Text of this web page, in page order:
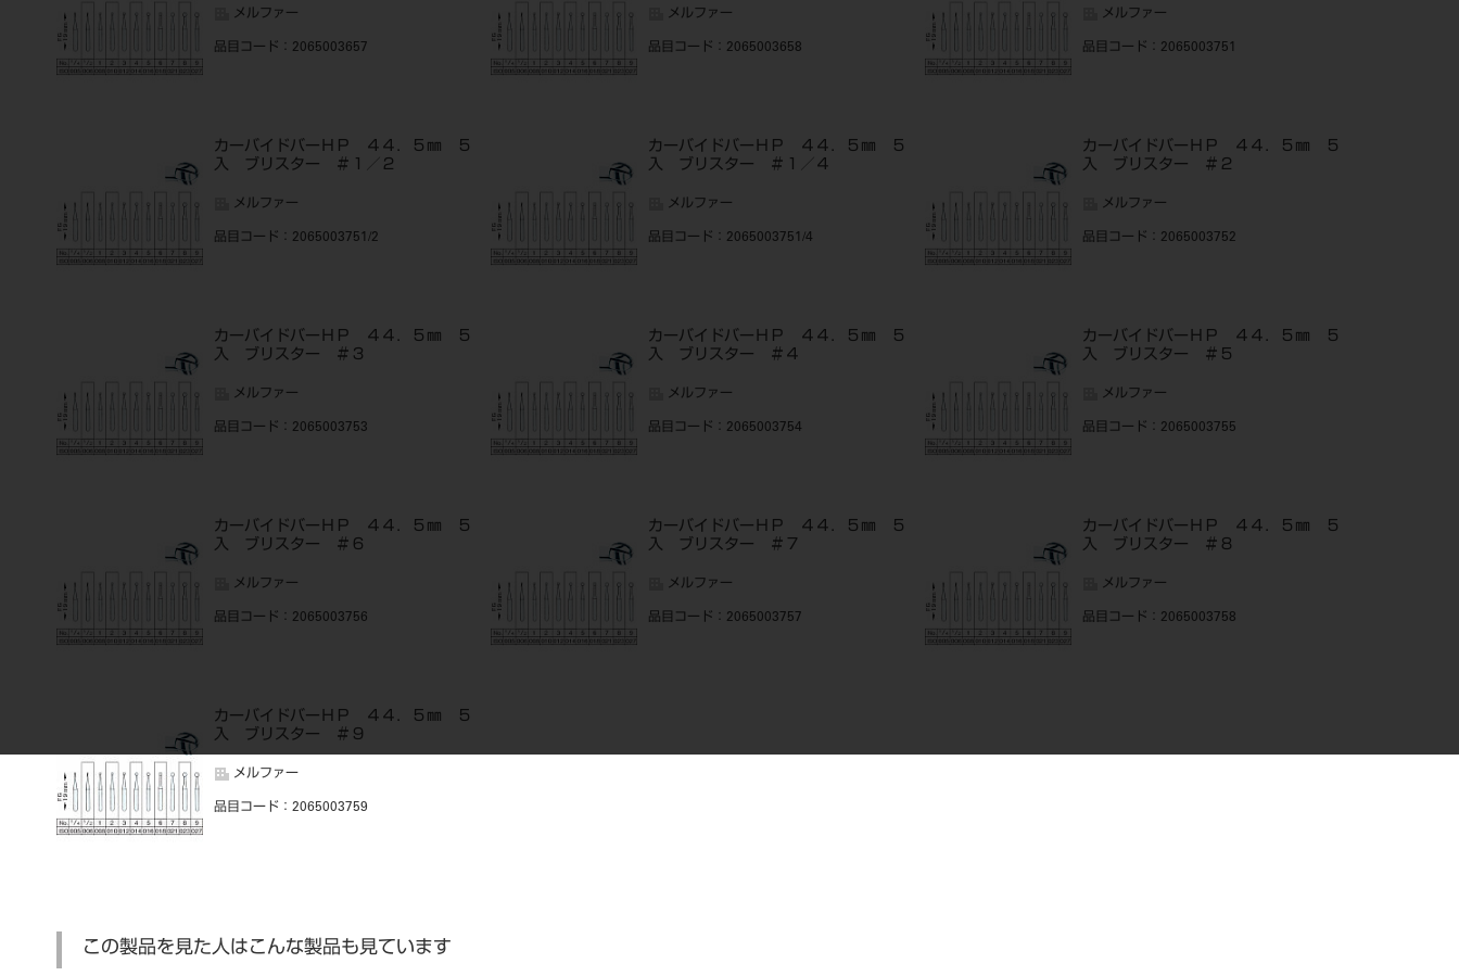
メルファー
品目コード ：2065003657
メルファー
品目コード ：2065003658
メルファー
品目コード ：2065003751
カーバイドバーＨＰ ４４．５㎜ ５
入 ブリスター ＃１／２
メルファー
品目コード ：2065003751/2
カーバイドバーＨＰ ４４．５㎜ ５
入 ブリスター ＃１／４
メルファー
品目コード ：2065003751/4
カーバイドバーＨＰ ４４．５㎜ ５
入 ブリスター ＃２
メルファー
品目コード ：2065003752
カーバイドバーＨＰ ４４．５㎜ ５
入 ブリスター ＃３
メルファー
品目コード ：2065003753
カーバイドバーＨＰ ４４．５㎜ ５
入 ブリスター ＃４
メルファー
品目コード ：2065003754
カーバイドバーＨＰ ４４．５㎜ ５
入 ブリスター ＃５
メルファー
品目コード ：2065003755
カーバイドバーＨＰ ４４．５㎜ ５
入 ブリスター ＃６
メルファー
品目コード ：2065003756
カーバイドバーＨＰ ４４．５㎜ ５
入 ブリスター ＃７
メルファー
品目コード ：2065003757
カーバイドバーＨＰ ４４．５㎜ ５
入 ブリスター ＃８
メルファー
品目コード ：2065003758
カーバイドバーＨＰ ４４．５㎜ ５
入 ブリスター ＃９
メルファー
品目コード ：2065003759
この製品を見た人はこんな製品も見ています